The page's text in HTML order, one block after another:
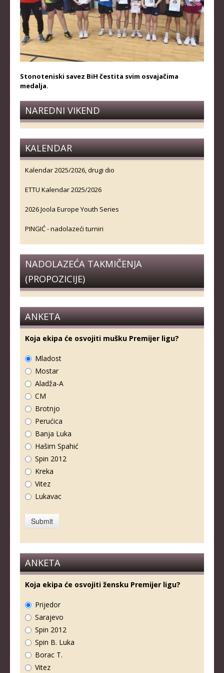
Stonoteniski savez BiH čestita svim osvajačima
medalja.
NAREDNI VIKEND
KALENDAR
Kalendar 2025/2026, drugi dio
ETTU Kalendar 2025/2026
2026 Joola Europe Youth Series
PINGIĆ - nadolazeći turniri
NADOLAZEĆA TAKMIČENJA
(PROPOZICIJE)
ANKETA
Koja ekipa će osvojiti mušku Premijer ligu?
Mladost
Mostar
Aladža-A
CM
Brotnjo
Perućica
Banja Luka
Hašim Spahić
Spin 2012
Kreka
Vitez
Lukavac
ANKETA
Koja ekipa će osvojiti žensku Premijer ligu?
Prijedor
Sarajevo
Spin 2012
Spin B. Luka
Borac T.
Vitez